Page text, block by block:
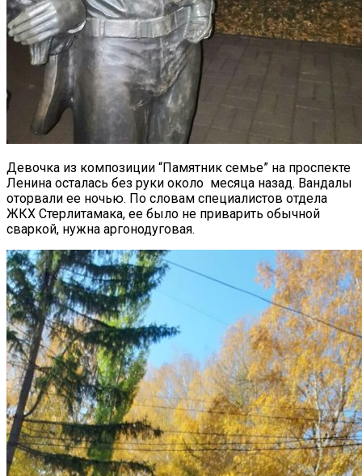
Девочка из композиции “Памятник семье” на проспекте
Ленина осталась без руки около месяца назад. Вандалы
оторвали ее ночью. По словам специалистов отдела
ЖКХ Стерлитамака, ее было не приварить обычной
сваркой, нужна аргонодуговая.